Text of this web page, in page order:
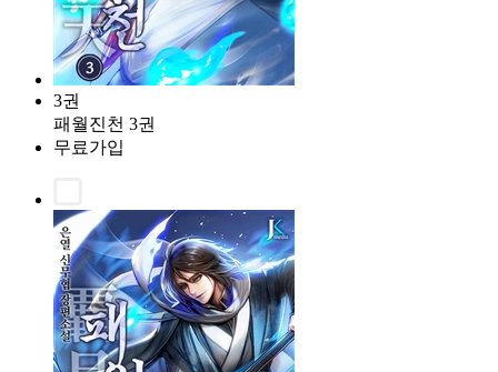
3권
패월진천 3권
무료가입